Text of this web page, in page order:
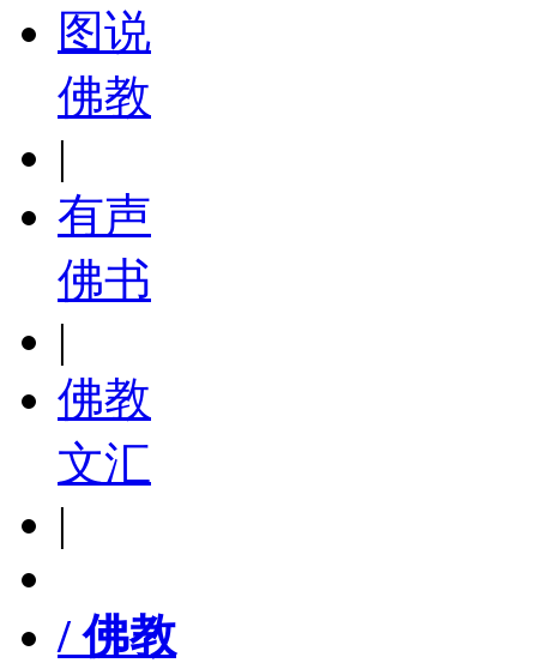
图说
佛教
|
有声
佛书
|
佛教
文汇
|
/ 佛教